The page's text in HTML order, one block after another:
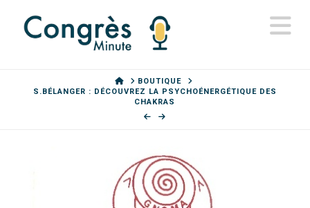
HOMEBOUTIQUE
S.BÉLANGER : DÉCOUVREZ LA PSYCHOÉNERGÉTIQUE DES
CHAKRAS